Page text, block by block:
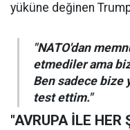
yüküne değinen
"NATO'dan
etmediler ama
Ben sadece bize
test ettim."
"AVRUPA İLE